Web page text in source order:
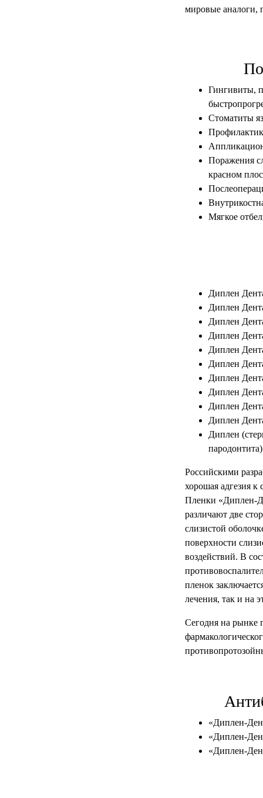
мировые аналоги,
Гингивиты,
Стоматиты
Поражения
красном
Мягкое
Диплен
Диплен
Диплен
Диплен
Диплен
Диплен
Диплен
Диплен
Диплен
Диплен
Диплен
Российскими
хорошая адгезия к
Пленки «Диплен-
различают две
слизистой
поверхности
воздействий. В
пленок
лечения, так и на
Сегодня на рынке
«Диплен-
«Диплен-
«Диплен-